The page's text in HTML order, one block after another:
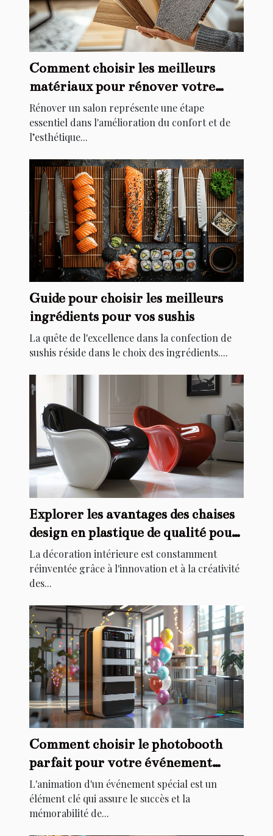
Comment choisir les meilleurs
matériaux pour rénover votre
salon
Rénover un salon représente une étape
essentiel dans l'amélioration du confort et de
l’esthétique...
Guide pour choisir les meilleurs
ingrédients pour vos sushis
La quête de l'excellence dans la confection de
sushis réside dans le choix des ingrédients....
Explorer les avantages des chaises
design en plastique de qualité pour
la décoration intérieure
La décoration intérieure est constamment
réinventée grâce à l'innovation et à la créativité
des...
Comment choisir le photobooth
parfait pour votre événement
spécial
L'animation d'un événement spécial est un
élément clé qui assure le succès et la
mémorabilité de...